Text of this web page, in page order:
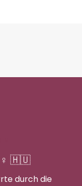
♀ 🇭🇺
durch die